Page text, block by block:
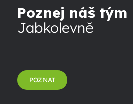
Poznej náš tým
Jabkolevně
POZNAT